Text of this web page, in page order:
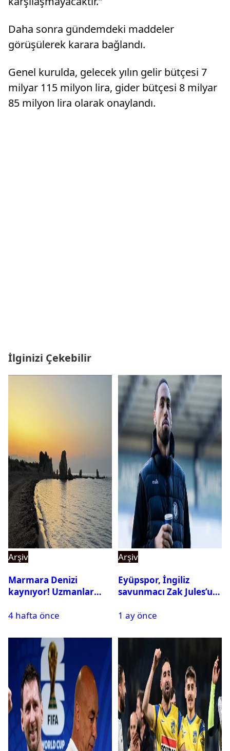
Daha sonra gündemdeki maddeler
görüşülerek karara bağlandı.
Genel kurulda, gelecek yılın gelir bütçesi 7
milyar 115 milyon lira, gider bütçesi 8 milyar
85 milyon lira olarak onaylandı.
İlginizi Çekebilir
Arşiv
Marmara Denizi
kaynıyor! Uzmanlar
4 hafta önce
Arşiv
Eyüpspor, İngiliz
savunmacı Zak Jules’u
1 ay önce